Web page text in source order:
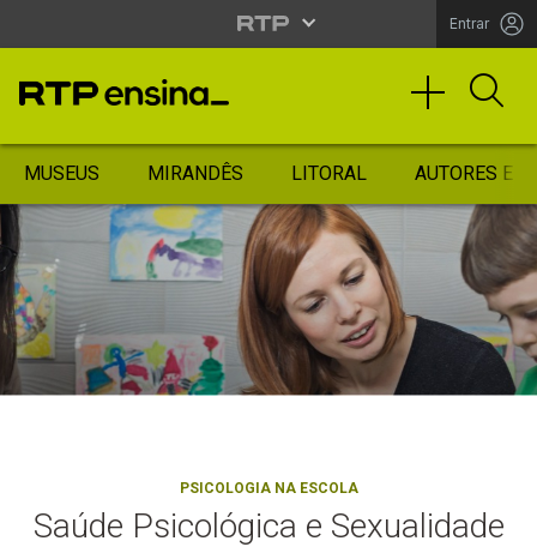
Entrar
MUSEUS MIRANDÊS LITORAL AUTORES
PSICOLOGIA NA ESCOLA
Saúde Psicológica e Sexualidade